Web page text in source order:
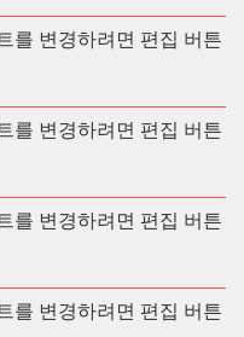
를 변경하려면 편집 버튼
를 변경하려면 편집 버튼
를 변경하려면 편집 버튼
를 변경하려면 편집 버튼